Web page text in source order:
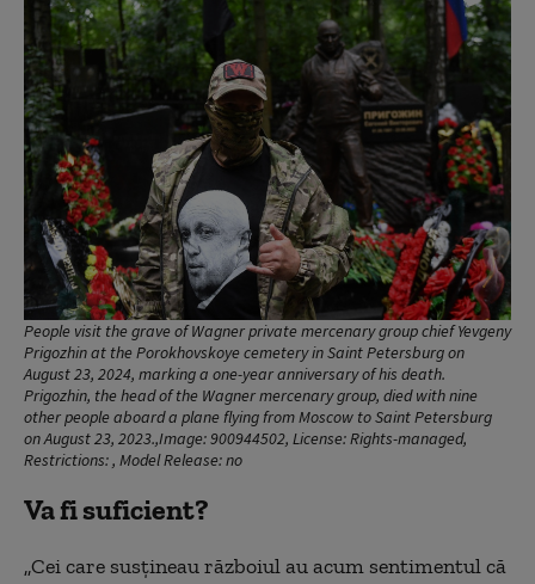
People visit the grave of Wagner private mercenary group chief Yevgeny
Prigozhin at the Porokhovskoye cemetery in Saint Petersburg on
August 23, 2024, marking a one-year anniversary of his death.
Prigozhin, the head of the Wagner mercenary group, died with nine
other people aboard a plane flying from Moscow to Saint Petersburg
on August 23, 2023.,Image: 900944502, License: Rights-managed,
Restrictions: , Model Release: no
Va fi suficient?
„Cei care susțineau războiul au acum sentimentul că